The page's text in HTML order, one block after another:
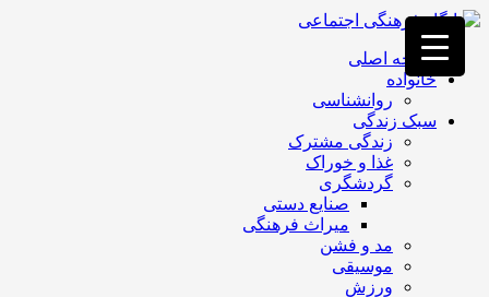
فصد
خون
غرب
تهران
خشکشویی
تصفیه
صفحه اصلی
خانواده
روانشناسی
سبک زندگی
زندگی مشترک
غذا و خوراک
گردشگری
صنایع دستی
میراث فرهنگی
مد و فشن
موسیقی
ورزش